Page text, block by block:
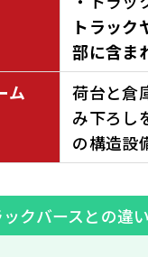
トラック
部に含ま
ム
荷台と倉
み下ろし
の構造設
ックバースとの違い